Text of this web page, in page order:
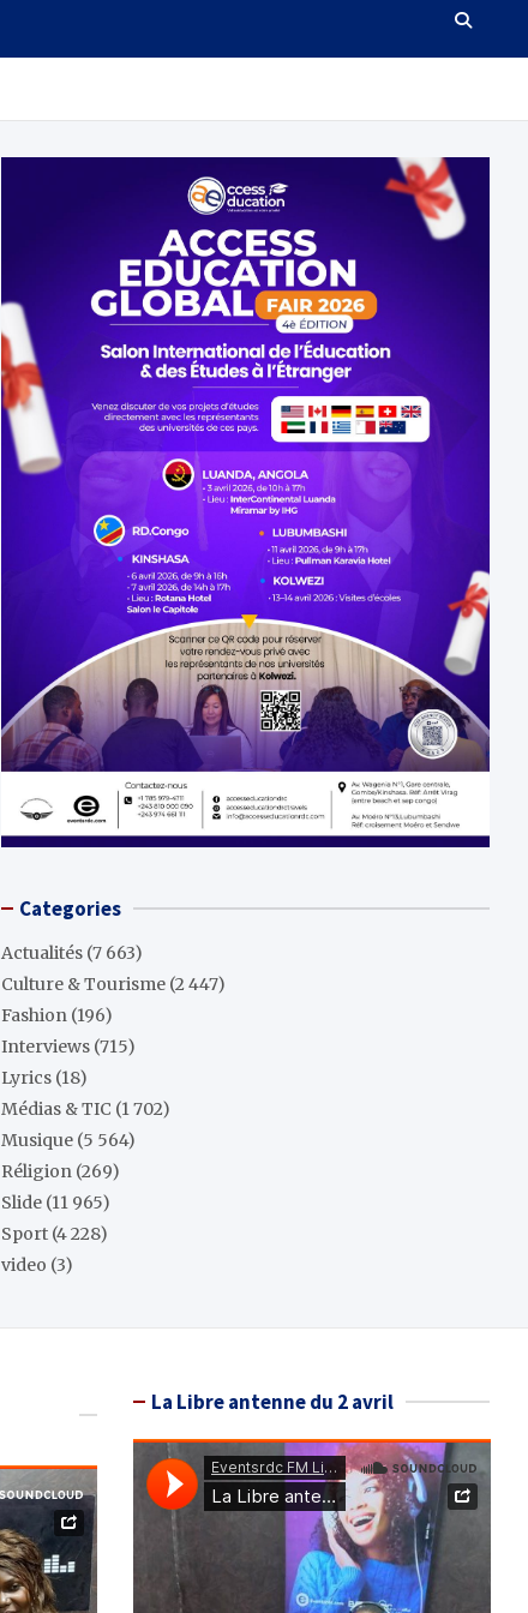
Categories
Actualités (7 663)
Culture & Tourisme (2 447)
Fashion (196)
Interviews (715)
Lyrics (18)
Médias & TIC (1 702)
Musique (5 564)
Réligion (269)
Slide (11 965)
Sport (4 228)
video (3)
La Libre antenne du 2 avril